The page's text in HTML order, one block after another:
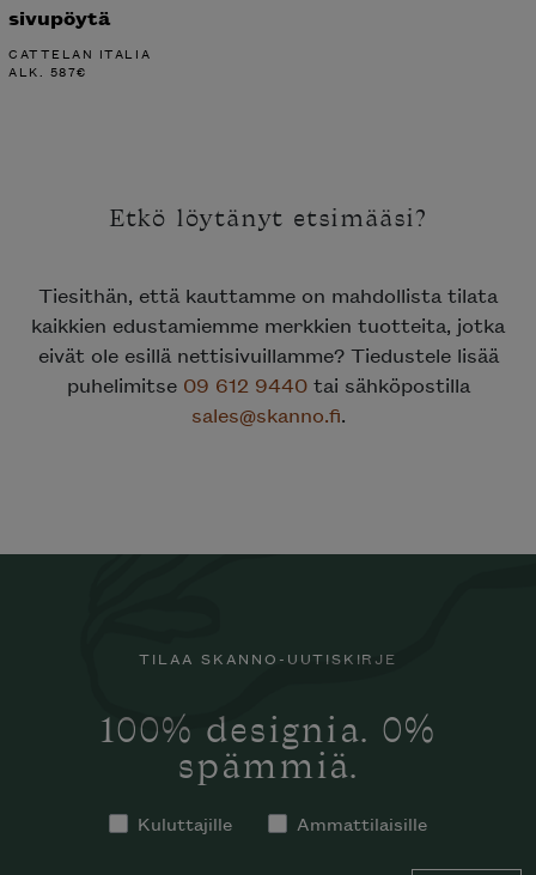
sivupöytä
CATTELAN ITALIA
ALK. 587€
Etkö löytänyt etsimääsi?
Tiesithän, että kauttamme on mahdollista tilata
kaikkien edustamiemme merkkien tuotteita, jotka
eivät ole esillä nettisivuillamme? Tiedustele lisää
puhelimitse 09 612 9440tai sähköpostilla
sales@skanno.fi.
TILAA SKANNO-UUTISKIRJE
100% designia. 0%
spämmiä.
Kuluttajille Ammattilaisille